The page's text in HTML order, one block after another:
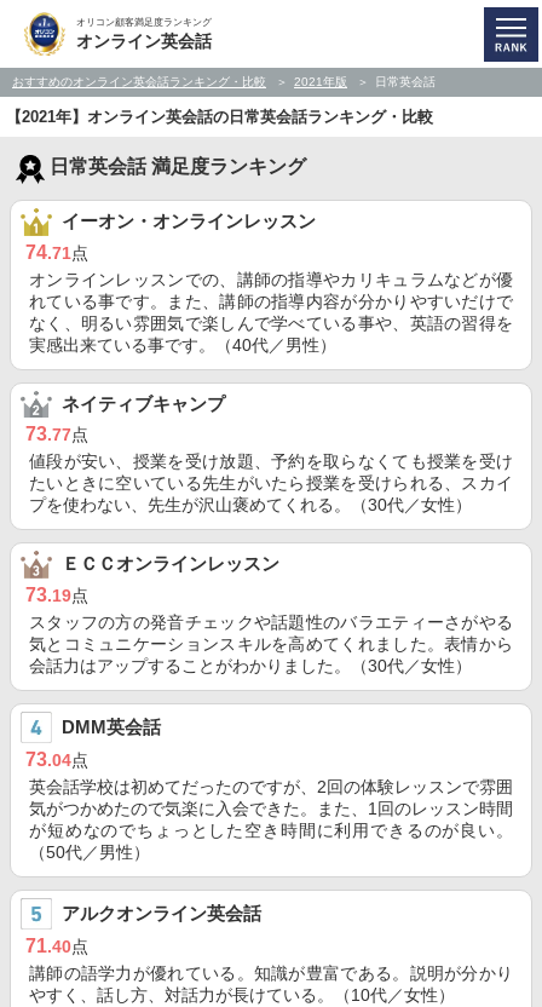
オリコン顧客満足度ランキング
オンライン英会話
おすすめのオンライン英会話ランキング・比較 2021年版 日常英会話
【2021年】オンライン英会話の日常英会話ランキング・比較
日常英会話 満足度ランキング
イーオン・オンラインレッスン
74.71点
オンラインレッスンでの、講師の指導やカリキュラムなどが優
れている事です。また、講師の指導内容が分かりやすいだけで
なく、明るい雰囲気で楽しんで学べている事や、英語の習得を
実感出来ている事です。（40代／男性）
ネイティブキャンプ
73.77点
値段が安い、授業を受け放題、予約を取らなくても授業を受け
たいときに空いている先生がいたら授業を受けられる、スカイ
プを使わない、先生が沢山褒めてくれる。（30代／女性）
ＥＣＣオンラインレッスン
73.19点
スタッフの方の発音チェックや話題性のバラエティーさがやる
気とコミュニケーションスキルを高めてくれました。表情から
会話力はアップすることがわかりました。（30代／女性）
DMM英会話
73.04点
英会話学校は初めてだったのですが、2回の体験レッスンで雰囲
気がつかめたので気楽に入会できた。また、1回のレッスン時間
が短めなのでちょっとした空き時間に利用できるのが良い。
（50代／男性）
アルクオンライン英会話
71.40点
講師の語学力が優れている。知識が豊富である。説明が分かり
やすく、話し方、対話力が長けている。（10代／女性）